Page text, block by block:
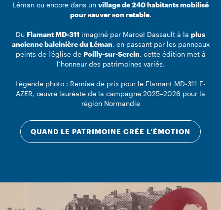
Léman ou encore dans un village de 240 habitants mobilisé
pour sauver son retable.
Du Flamant MD-311 imaginé par Marcel Dassault à la plus
ancienne baleinière du Léman, en passant par les panneaux
peints de l’église de Poilly-sur-Serein, cette édition met à
l’honneur des patrimoines variés.
Légende photo : Remise de prix pour le Flamant MD-311 F-
AZER, œuvre lauréate de la campagne 2025–2026 pour la
région Normandie
QUAND LE PATRIMOINE CRÉE L’ÉMOTION